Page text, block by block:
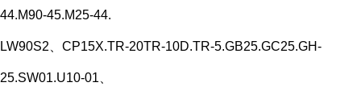
44.M90-45.M25-44.
LW90S2、CP15X.TR-20TR-10D.TR-5.GB25.GC25.GH-
25.SW01.U10-01、